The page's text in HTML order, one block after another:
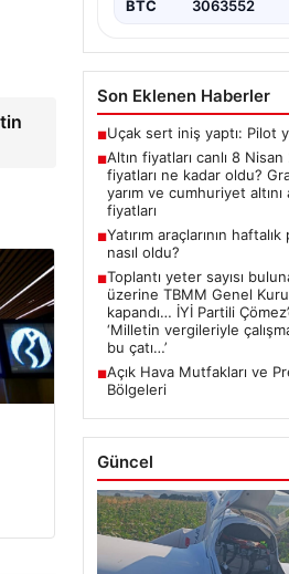
ve Cumhuriyet Altını…
BTC 3063552
Son Eklenen Haberler
■Uçak sert iniş yaptı: Pilot
■Altın fiyatları canlı 8
fiyatları ne kadar oldu?
yarım ve cumhuriyet altını
fiyatları
■Yatırım araçlarının
nasıl oldu?
■Toplantı yeter sayısı
üzerine TBMM Genel
kapandı… İYİ Partili
‘Milletin vergileriyle
bu çatı…’
■Açık Hava Mutfakları ve
Bölgeleri
Güncel